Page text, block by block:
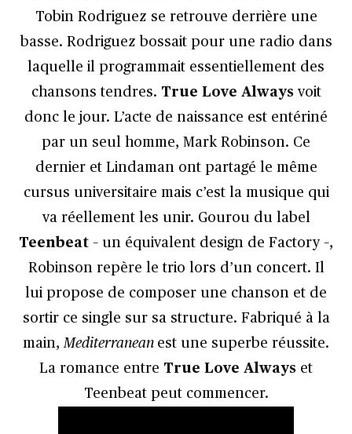
Tobin Rodriguez se retrouve derrière une
basse. Rodriguez bossait pour une radio dans
laquelle il programmait essentiellement des
chansons tendres. True Love Alwaysvoit
donc le jour. L’acte de naissance est entériné
par un seul homme, Mark Robinson. Ce
dernier et Lindaman ont partagé le même
cursus universitaire mais c’est la musique qui
va réellement les unir. Gourou du label
Teenbeat – un équivalent design de Factory –,
Robinson repère le trio lors d’un concert. Il
lui propose de composer une chanson et de
sortir ce single sur sa structure. Fabriqué à la
main, Mediterranean est une superbe réussite.
La romance entre True Love Always et
Teenbeat peut commencer.